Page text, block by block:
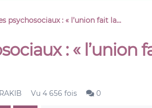
psychosociaux : « l’union fait la...
: « l’union
Vu 4 656 fois 0